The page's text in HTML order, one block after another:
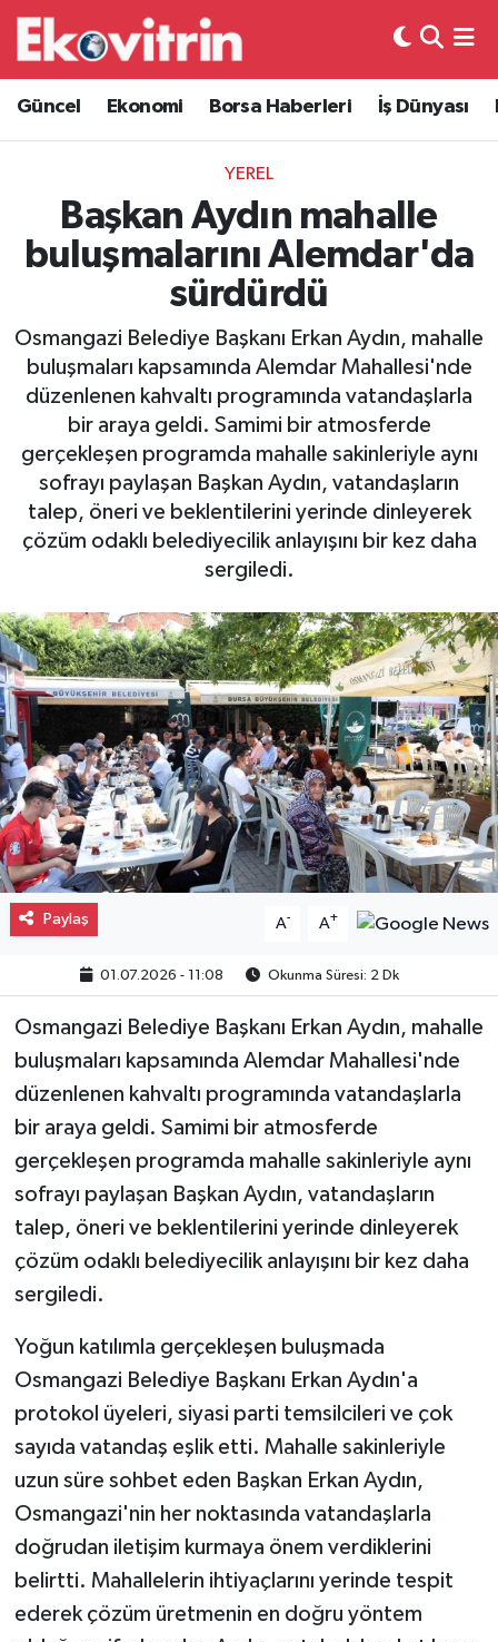
Güncel Ekonomi Borsa Haberleri İş Dünyası
YEREL
Başkan Aydın mahalle
buluşmalarını Alemdar'da
sürdürdü
Osmangazi Belediye Başkanı Erkan Aydın, mahalle
buluşmaları kapsamında Alemdar Mahallesi'nde
düzenlenen kahvaltı programında vatandaşlarla
bir araya geldi. Samimi bir atmosferde
gerçekleşen programda mahalle sakinleriyle aynı
sofrayı paylaşan Başkan Aydın, vatandaşların
talep, öneri ve beklentilerini yerinde dinleyerek
çözüm odaklı belediyecilik anlayışını bir kez daha
sergiledi.
Paylaş A- A+
01.07.2026 - 11:08 Okunma Süresi: 2 Dk
Osmangazi Belediye Başkanı Erkan Aydın, mahalle
buluşmaları kapsamında Alemdar Mahallesi'nde
düzenlenen kahvaltı programında vatandaşlarla
bir araya geldi. Samimi bir atmosferde
gerçekleşen programda mahalle sakinleriyle aynı
sofrayı paylaşan Başkan Aydın, vatandaşların
talep, öneri ve beklentilerini yerinde dinleyerek
çözüm odaklı belediyecilik anlayışını bir kez daha
sergiledi.
Yoğun katılımla gerçekleşen buluşmada
Osmangazi Belediye Başkanı Erkan Aydın'a
protokol üyeleri, siyasi parti temsilcileri ve çok
sayıda vatandaş eşlik etti. Mahalle sakinleriyle
uzun süre sohbet eden Başkan Erkan Aydın,
Osmangazi'nin her noktasında vatandaşlarla
doğrudan iletişim kurmaya önem verdiklerini
belirtti. Mahallelerin ihtiyaçlarını yerinde tespit
ederek çözüm üretmenin en doğru yöntem
Güncel
Ekonomi
Borsa Haberleri
İş Dünyası
Otovitrin
Asayiş
Magazin
Gayrimenkul
Eğitim
Hava Durumu
Trafik Durumu
Süper Lig Puan Durumu ve Fikstür
Tüm Manşetler
Son Dakika Haberleri
Haber Arşivi